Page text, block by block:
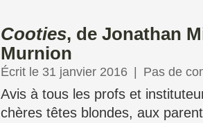
Cooties, de Jonathan
Murnion
Écrit le 31 janvier 2016 Pas de
Avis à tous les profs et
chères têtes blondes, aux